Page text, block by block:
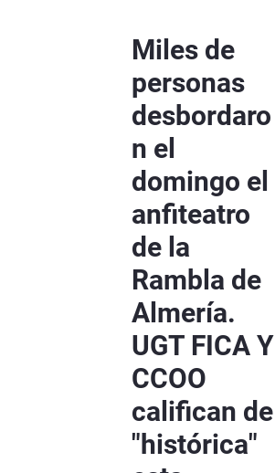
Miles de
personas
desbordaro
n el
domingo el
anfiteatro
de la
Rambla de
Almería.
UGT FICA Y
CCOO
califican de
"histórica"